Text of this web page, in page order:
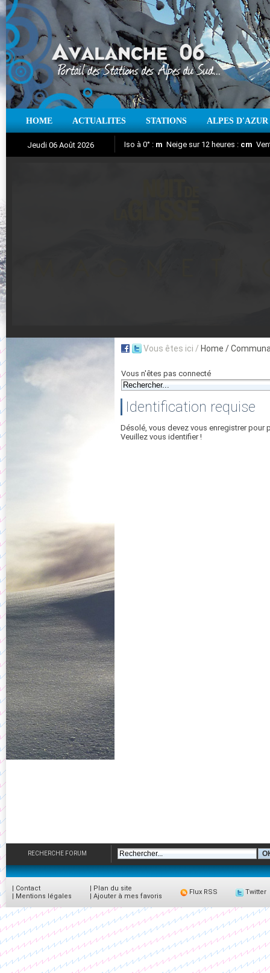
HOME ACTUALITES STATIONS ALPES D'AZUR
Jeudi 06 Août 2026 Iso à 0° : m Neige sur 12 heures : cm
Vous êtes ici / Home /
Vous n'êtes pas connecté
Identification requise
Désolé, vous devez vous enregistrer pour
Veuillez vous identifier !
RECHERCHE FORUM
| Contact
| Mentions légales
| Plan du site
| Ajouter à mes favoris
Flux RSS Twitter